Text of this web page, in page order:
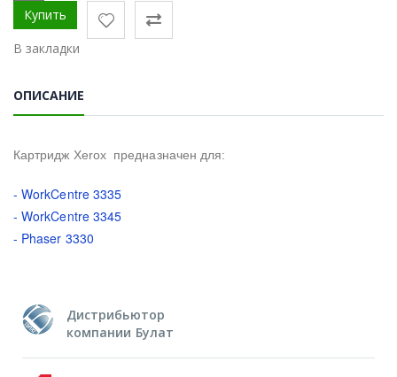
В закладки
ОПИСАНИЕ
Картридж Xerox предназначен для:
- WorkCentre 3335
- WorkCentre 3345
- Phaser 3330
Дистрибьютор
компании Булат